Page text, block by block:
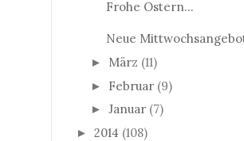
Frohe Ostern...
Neue
► März (11)
► Februar (9)
► Januar (7)
► 2014 (108)